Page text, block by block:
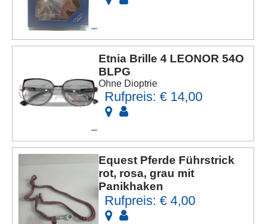
Etnia Brille 4 LEONOR 54O
BLPG
Ohne Dioptrie
Rufpreis: € 14,00
Equest Pferde Führstrick
rot, rosa, grau mit
Panikhaken
Rufpreis: € 4,00